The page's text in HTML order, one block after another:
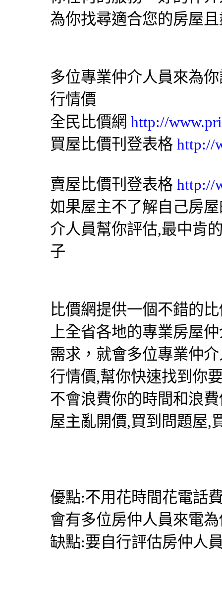
為你找尋適合您的房屋
多位專業仲介人員來為
行情價
全民比價網 http://
買屋比價刊登表格 http://
賣屋比價刊登表格 http://
如果屋主不了解自己房
介人員幫你評估,最中肯
子
比價網提供一個不錯的
上全省各地的專業房屋
需求，就會多位專業仲
行情價,幫你快速找到你
不會浪費你的時間和浪
屋主亂開價,買到問題屋,
優點:不用花時間花電話
會有多位房仲人員來電
缺點:要自行評估房仲人